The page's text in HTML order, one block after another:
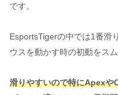
です。
EsportsTigerの中では1番滑
ウスを動かす時の初動をス
滑りやすいので特にApex